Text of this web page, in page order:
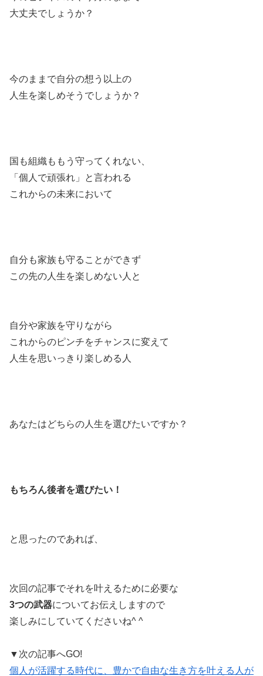
大丈夫でしょうか？
今のままで自分の想う以上の
人生を楽しめそうでしょうか？
国も組織ももう守ってくれない、
「個人で頑張れ」と言われる
これからの未来において
自分も家族も守ることができず
この先の人生を楽しめない人と
自分や家族を守りながら
これからのピンチをチャンスに変えて
人生を思いっきり楽しめる人
あなたはどちらの人生を選びたいですか？
もちろん後者を選びたい！
と思ったのであれば、
次回の記事でそれを叶えるために必要な
3つの武器についてお伝えしますので
楽しみにしていてくださいね^ ^
▼次の記事へGO!
個人が活躍する時代に、豊かで自由な生き方を叶える人が